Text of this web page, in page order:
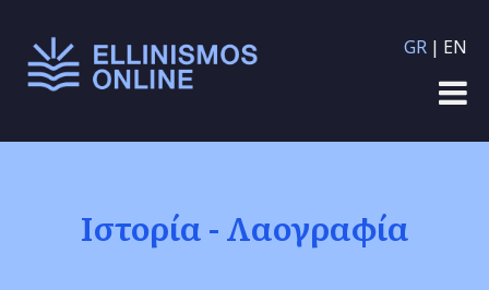
κυρίως περιεχόμενο
GR EN
Ιστορία - Λαογραφία